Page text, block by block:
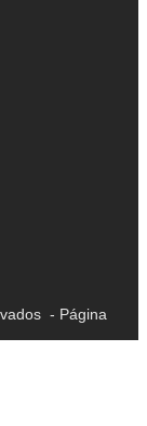
- Página